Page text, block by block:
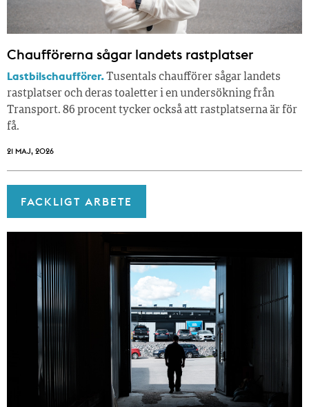
Chaufförerna sågar landets rastplatser
Lastbilschaufförer.Tusentals chaufförer sågar landets
rastplatser och deras toaletter i en undersökning från
Transport. 86 procent tycker också att rastplatserna är för
få.
21 MAJ, 2026
FACKLIGT ARBETE